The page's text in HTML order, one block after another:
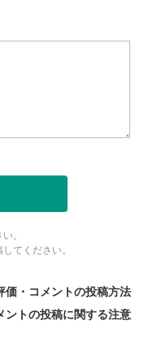
。
てください。
価・コメントの投稿方法
ントの投稿に関する注意